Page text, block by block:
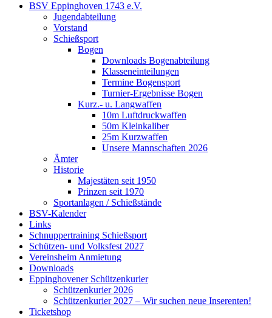
BSV Eppinghoven 1743 e.V.
Jugendabteilung
Vorstand
Schießsport
Bogen
Downloads Bogenabteilung
Klasseneinteilungen
Termine Bogensport
Turnier-Ergebnisse Bogen
Kurz.- u. Langwaffen
10m Luftdruckwaffen
50m Kleinkaliber
25m Kurzwaffen
Unsere Mannschaften 2026
Ämter
Historie
Majestäten seit 1950
Prinzen seit 1970
Sportanlagen / Schießstände
BSV-Kalender
Links
Schnuppertraining Schießsport
Schützen- und Volksfest 2027
Vereinsheim Anmietung
Downloads
Eppinghovener Schützenkurier
Schützenkurier 2026
Schützenkurier 2027 – Wir suchen neue Inserenten!
Ticketshop